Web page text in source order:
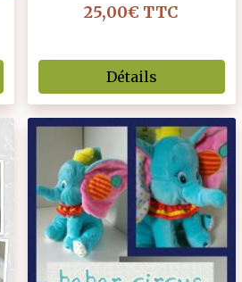
25,00€ TTC
Détails